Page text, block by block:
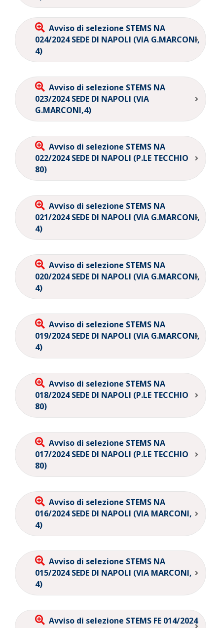
Avviso di selezione STEMS NA
024/2024 SEDE DI NAPOLI (VIA G.MARCONI,
4)
Avviso di selezione STEMS NA
023/2024 SEDE DI NAPOLI (VIA
G.MARCONI,4)
Avviso di selezione STEMS NA
022/2024 SEDE DI NAPOLI (P.LE TECCHIO
80)
Avviso di selezione STEMS NA
021/2024 SEDE DI NAPOLI (VIA G.MARCONI,
4)
Avviso di selezione STEMS NA
020/2024 SEDE DI NAPOLI (VIA G.MARCONI,
4)
Avviso di selezione STEMS NA
019/2024 SEDE DI NAPOLI (VIA G.MARCONI,
4)
Avviso di selezione STEMS NA
018/2024 SEDE DI NAPOLI (P.LE TECCHIO
80)
Avviso di selezione STEMS NA
017/2024 SEDE DI NAPOLI (P.LE TECCHIO
80)
Avviso di selezione STEMS NA
016/2024 SEDE DI NAPOLI (VIA MARCONI,
4)
Avviso di selezione STEMS NA
015/2024 SEDE DI NAPOLI (VIA MARCONI,
4)
Avviso di selezione STEMS FE 014/2024